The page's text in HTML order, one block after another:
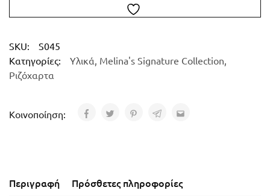
SKU:
S045
Κατηγορίες:
Υλικά, Melina's Signature Collection,
Ριζόχαρτα
Κοινοποίηση:
Περιγραφή Πρόσθετες πληροφορίες